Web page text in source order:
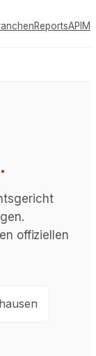
ReportsAPI
.
offiziellen